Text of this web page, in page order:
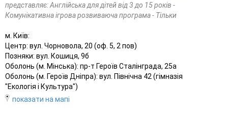
представляє: Англійська для дітей від 3 до 15 років -
Комунікативна ігрова розвиваюча програма - Тільки
м. Київ:
Центр: вул. Чорновола, 20 (оф. 5, 2 пов)
Позняки: вул. Кошиця, 9б
Оболонь (м. Мінська): пр-т Героїв Сталінграда, 25а
Оболонь (м. Героїв Дніпра): вул. Північна 42 (гімназія
"Екологія і Культура")
показати на мапі